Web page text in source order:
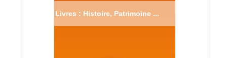
Livres : Histoire, Patrimoine ...